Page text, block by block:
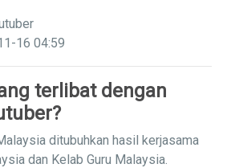
16 04:59
terlibat dengan
ditubuhkan hasil kerjasama
dan Kelab Guru Malaysia.